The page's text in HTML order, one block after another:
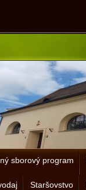
sborový program
Staršovstvo